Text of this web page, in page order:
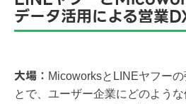
データ活用による営業
大場： MicoworksとLINEヤフー
とで、ユーザー企業にどのよう